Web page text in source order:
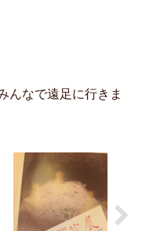
んなで遠足に行きま